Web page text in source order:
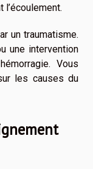
l’écoulement.
un traumatisme.
une intervention
Vous
les causes du